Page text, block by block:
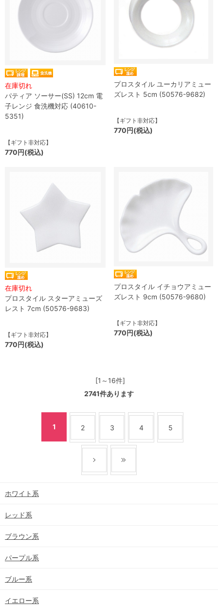
在庫切れ
パティア ソーサー(SS) 12cm 電
子レンジ 食洗機対応 (40610-
5351)
【ギフト非対応】
770円(税込)
プロスタイル ユーカリアミュー
ズレスト 5cm (50576-9682)
【ギフト非対応】
770円(税込)
在庫切れ
プロスタイル スターアミューズ
レスト 7cm (50576-9683)
【ギフト非対応】
770円(税込)
プロスタイル イチョウアミュー
ズレスト 9cm (50576-9680)
【ギフト非対応】
770円(税込)
[1～16件]
2741件あります
1 2 3 4 5
ホワイト系
レッド系
ブラウン系
パープル系
ブルー系
イエロー系